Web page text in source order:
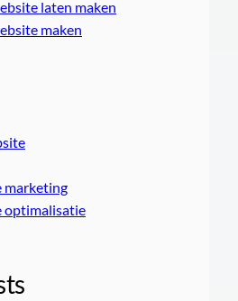
laten maken
maken
marketing
optimalisatie